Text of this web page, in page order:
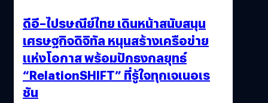
ดีอี–ไปรษณีย์ไทย เดินหน้าสนับสนุน
เศรษฐกิจดิจิทัล หนุนสร้างเครือข่าย
แห่งโอกาส พร้อมปักธงกลยุทธ์
“RelationSHIFT” ที่รู้ใจทุกเจเนอเร
ชัน